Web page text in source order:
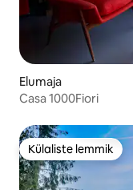
Elumaja
Casa 1000Fiori
Külaliste lemmik
Külaliste lemmik